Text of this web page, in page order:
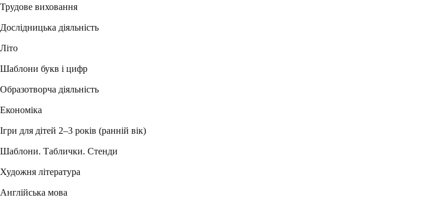
Трудове виховання
Дослідницька діяльність
Літо
Шаблони букв і цифр
Образотворча діяльність
Економіка
Ігри для дітей 2–3 років (ранній вік)
Шаблони. Таблички. Стенди
Художня література
Англійська мова